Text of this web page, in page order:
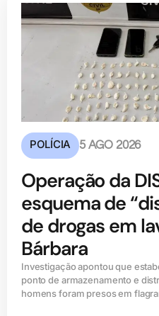
POLÍCIA 5 AGO 2026
Operação da
esquema de
de drogas em
Bárbara
Investigação apontou que
ponto de armazenamento e
homens foram presos em